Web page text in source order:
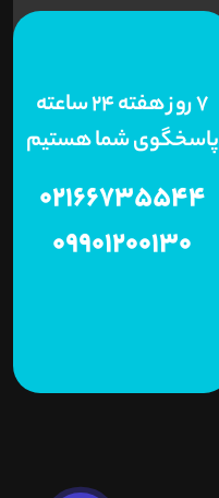
7 روز هفته 24 ساعته
پاسخگوی شما هستیم
02166735544
09901200130